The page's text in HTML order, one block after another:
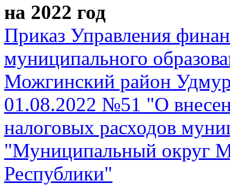
на 2022 год
Приказ Управления
муниципального
Можгинский район
01.08.2022 №51 "О
налоговых расходов
"Муниципальный округ
Республики"